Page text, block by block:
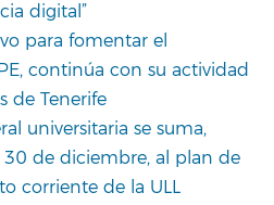
digital”
para fomentar el
continúa con su actividad
de Tenerife
universitaria se suma,
de diciembre, al plan de
corriente de la ULL